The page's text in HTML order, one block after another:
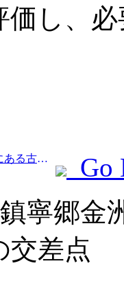
価し、
Prev:浙江省湖州市の太湖沿いにある古い村落では、10億元近くの投資をかけて改修と改良が始まった。
Go
寧郷金
交差点